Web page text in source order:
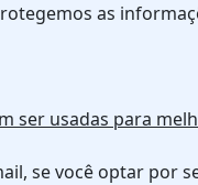
as
ser usadas para
se você optar